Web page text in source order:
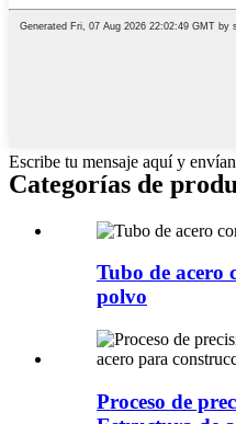
Escribe tu mensaje aquí y
Categorías de
Tubo de acero
polvo
Proceso de